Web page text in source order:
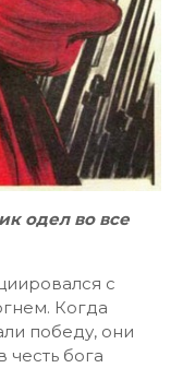
одел во все
с
Когда
победу, они
честь бога